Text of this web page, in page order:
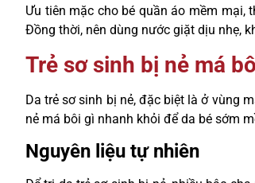
Ưu tiên mặc cho bé quần áo mềm mại,
Đồng thời, nên dùng nước giặt dịu nhẹ,
Trẻ sơ sinh bị nẻ má
Da trẻ sơ sinh bị nẻ, đặc biệt là ở vùng
nẻ má bôi gì nhanh khỏi để da bé sớm
Nguyên liệu tự nhiên